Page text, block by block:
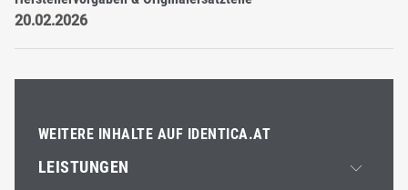
20.02.2026
WEITERE INHALTE AUF IDENTICA.AT
HAUPTNAVIGATION
LEISTUNGEN